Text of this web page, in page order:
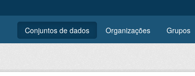
Conjuntos de dados Organizações Grupos